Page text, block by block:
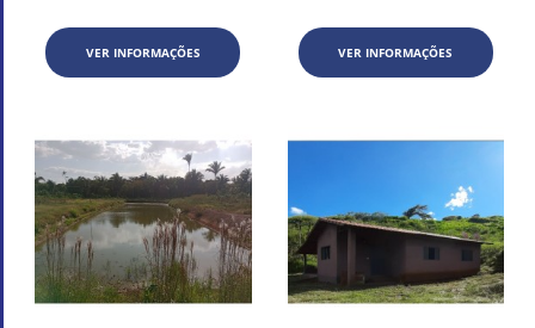
VER INFORMAÇÕES VER INFORMAÇÕES